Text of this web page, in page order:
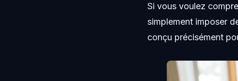
Si vous voulez
simplement imposer
conçu précisément